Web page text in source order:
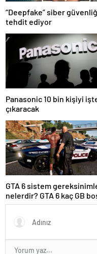
“Deepfake” siber
tehdit ediyor
Panasonic 10 bin kişiyi
çıkaracak
GTA 6 sistem
nelerdir? GTA 6 kaç GB
alan istiyor?